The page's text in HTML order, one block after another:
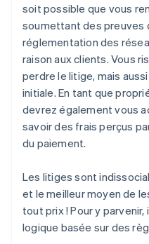
soit possible que vous
soumettant des preuves
réglementation des
raison aux clients. Vous
perdre le litige, mais
initiale. En tant que
devrez également vous
savoir des frais perçus
du paiement.
Les litiges sont
et le meilleur moyen de
tout prix ! Pour y
logique basée sur des